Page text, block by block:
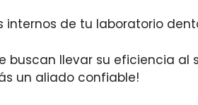
internos de tu laboratorio
llevar su eficiencia al
un aliado confiable!